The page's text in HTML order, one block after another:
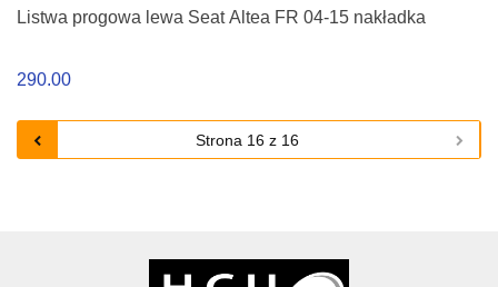
Listwa progowa lewa Seat Altea FR 04-15 nakładka
290.00